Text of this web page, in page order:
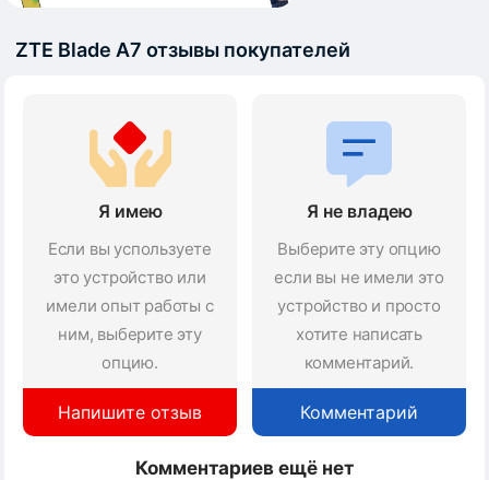
ZTE Blade A7 отзывы покупателей
Я имею
Если вы успользуете
это устройство или
имели опыт работы с
ним, выберите эту
опцию.
Напишите отзыв
Я не владею
Выберите эту опцию
если вы не имели это
устройство и просто
хотите написать
комментарий.
Комментарий
Комментариев ещё нет